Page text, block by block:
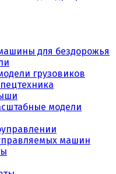
для бездорожья
грузовиков
модели
машин